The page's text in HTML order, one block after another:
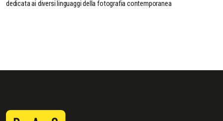
dedicata ai diversi linguaggi della fotografia contemporanea